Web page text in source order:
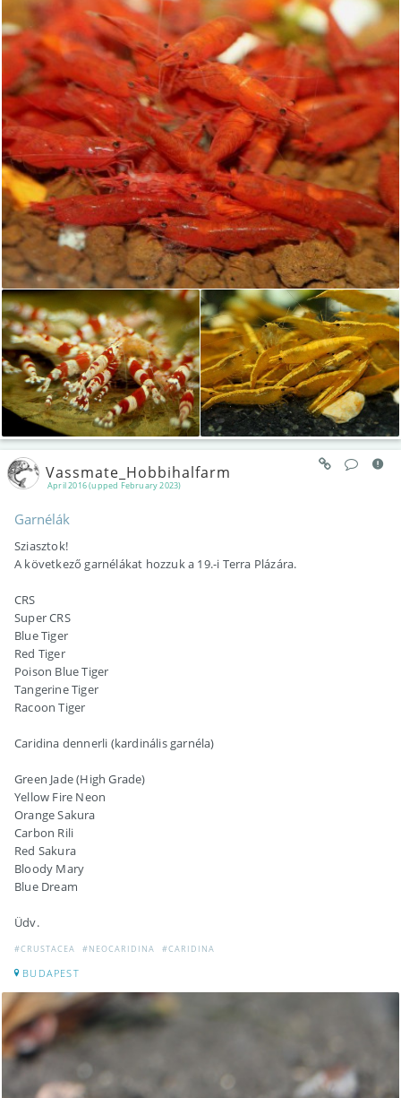
April 2016 (upped February 2023)
Vassmate_Hobbihalfarm
Garnélák
Sziasztok!
A következő garnélákat hozzuk a 19.-i Terra Plázára.
CRS
Super CRS
Blue Tiger
Red Tiger
Poison Blue Tiger
Tangerine Tiger
Racoon Tiger
Caridina dennerli (kardinális garnéla)
Green Jade (High Grade)
Yellow Fire Neon
Orange Sakura
Carbon Rili
Red Sakura
Bloody Mary
Blue Dream
Üdv.
#CRUSTACEA #NEOCARIDINA #CARIDINA
BUDAPEST